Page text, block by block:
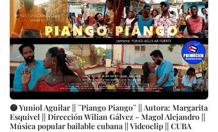
🟡 Yuniol Aguilar || ¨Piango Piango¨ || Autora: Margarita
Esquivel || Dirección Wilian Gálvez - Magol Alejandro ||
Música popular bailable cubana || Videoclip || CUBA